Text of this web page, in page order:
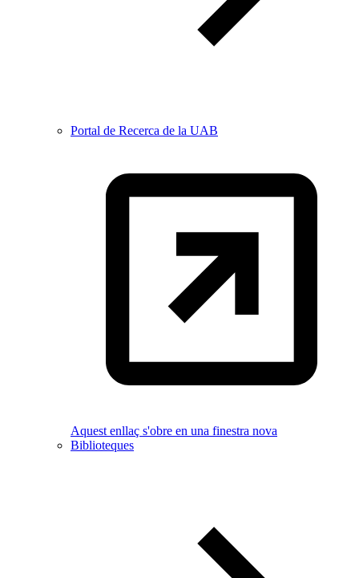
Portal de Recerca de la UAB
Aquest enllaç s'obre en una finestra nova
Biblioteques